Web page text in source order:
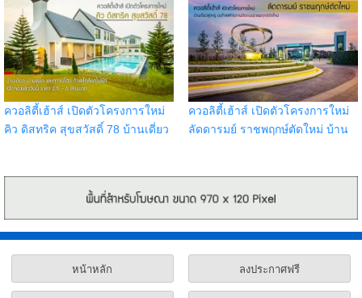
ปริมณฑล ชลบุรี เชียงใหม่
รอบ Pre-Sale วันที่ 29 - 30 ก.ค.
66 รับส่วนลด 1 แสน
ควอลิตี้เฮ้าส์ เปิดตัวโครงการใหม่
คิว ดิสทริค สุขสวัสดิ์ 78 บ้านเดี่ยว
ควอลิตี้เฮ้าส์ เปิดตัวโครงการใหม่
ลัดดารมย์ ราชพฤกษ์ตัดใหม่ บ้าน
หน้าหลัก ลงประกาศฟรี